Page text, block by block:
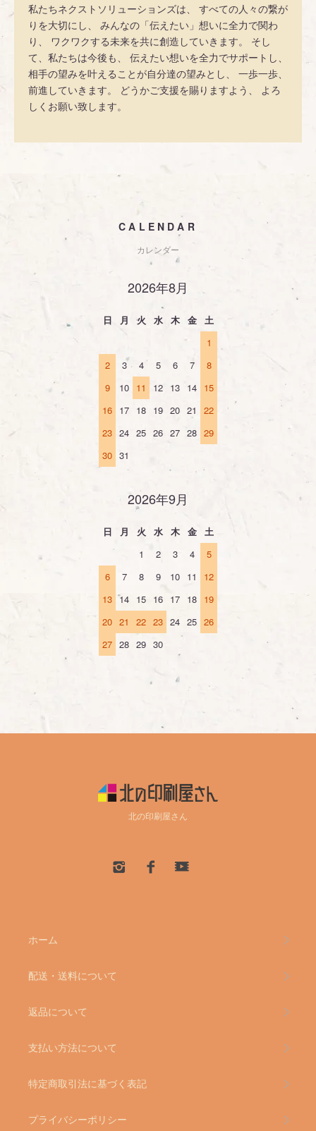
私たちネクストソリューションズは、 すべての人々の繋が
りを大切にし、 みんなの「伝えたい」想いに全力で関わ
り、 ワクワクする未来を共に創造していきます。 そし
て、私たちは今後も、 伝えたい想いを全力でサポートし、
相手の望みを叶えることが自分達の望みとし、 一歩一歩、
前進していきます。 どうかご支援を賜りますよう、 よろ
しくお願い致します。
CALENDAR
カレンダー
2026年8月
日 月 火 水 木 金
土
1
2
3 4 5 6 7
8
9
10 11 12 13 14 15
16 17 18 19 20 21
22
23 24 25 26 27 28 29
30 31
2026年9月
日 月 火 水 木 金
土
1
2 3 4
5
6
7 8 9 10 11
12
13 14 15 16 17 18 19
20 21 22 23 24 25 26
27 28 29 30
北の印刷屋さん
ホーム
配送・送料について
返品について
支払い方法について
特定商取引法に基づく表記
プライバシーポリシー